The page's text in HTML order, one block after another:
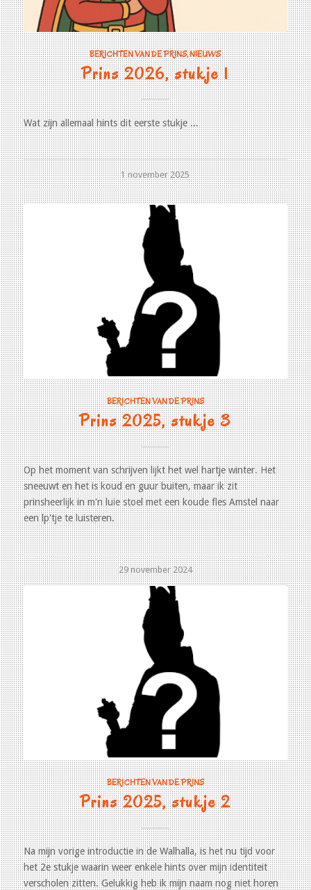
BERICHTEN VAN DE PRINS,NIEUWS
Prins 2026, stukje 1
Wat zijn allemaal hints dit eerste stukje ...
1 november 2025
BERICHTEN VAN DE PRINS
Prins 2025, stukje 3
Op het moment van schrijven lijkt het wel hartje winter. Het
sneeuwt en het is koud en guur buiten, maar ik zit
prinsheerlijk in m'n luie stoel met een koude fles Amstel naar
een lp'tje te luisteren.
29 november 2024
BERICHTEN VAN DE PRINS
Prins 2025, stukje 2
Na mijn vorige introductie in de Walhalla, is het nu tijd voor
het 2e stukje waarin weer enkele hints over mijn identiteit
verscholen zitten. Gelukkig heb ik mijn naam nog niet horen